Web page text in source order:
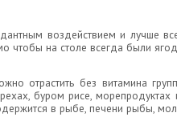
воздействием и лучше
чтобы на столе всегда были
отрастить без витамина
буром рисе,
в рыбе, печени рыбы,